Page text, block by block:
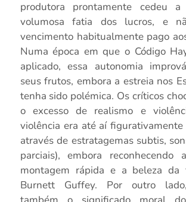
produtora prontamente cedeu
volumosa fatia dos lucros, e
vencimento habitualmente pago
Numa época em que o Código
aplicado, essa autonomia
seus frutos, embora a estreia nos
tenha sido polémica. Os críticos
o excesso de realismo e
violência era até aí figurativamente
através de estratagemas subtis,
parciais), embora reconhecendo
montagem rápida e a beleza da
Burnett Guffey. Por outro